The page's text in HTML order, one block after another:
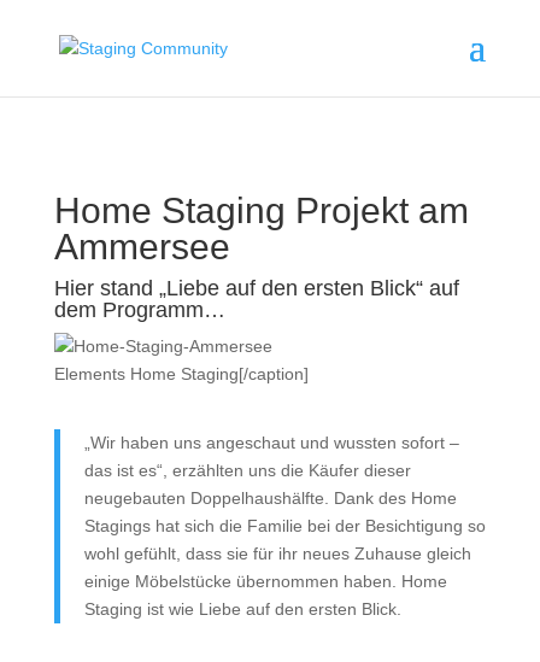
Home Staging Projekt am
Ammersee
Hier stand „Liebe auf den ersten Blick“ auf
dem Programm…
Elements Home Staging[/caption]
„Wir haben uns angeschaut und wussten sofort –
das ist es“, erzählten uns die Käufer dieser
neugebauten Doppelhaushälfte. Dank des Home
Stagings hat sich die Familie bei der Besichtigung so
wohl gefühlt, dass sie für ihr neues Zuhause gleich
einige Möbelstücke übernommen haben. Home
Staging ist wie Liebe auf den ersten Blick.